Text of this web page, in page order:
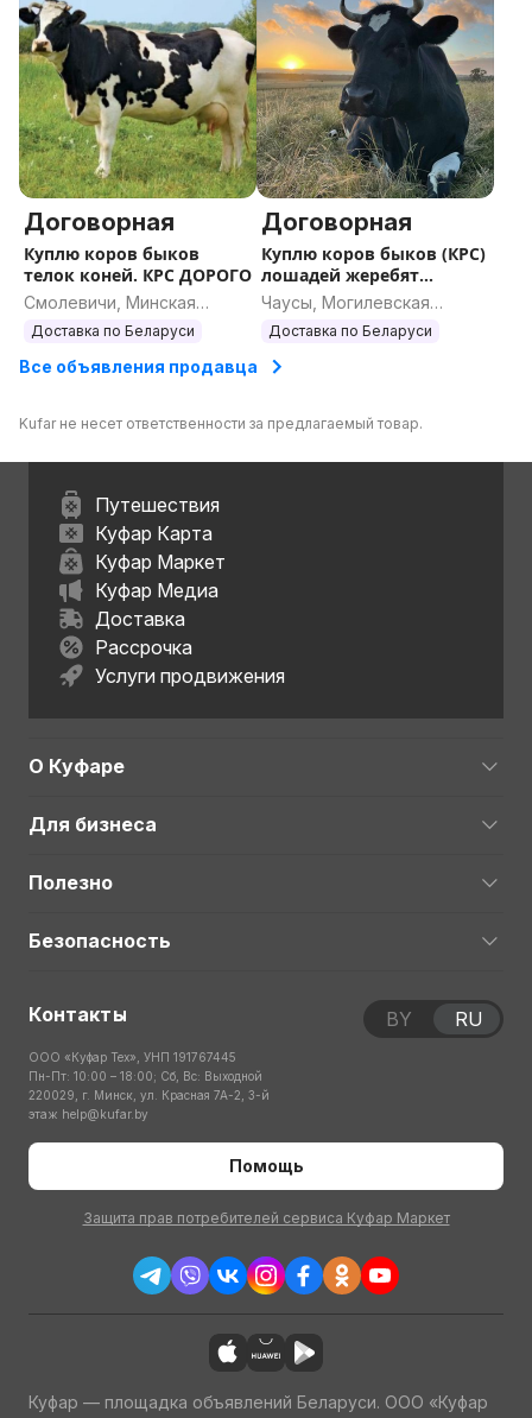
Договорная
Куплю коров быков
телок коней. КРС ДОРОГО
Смолевичи, Минская
область
Доставка по Беларуси
Договорная
Куплю коров быков (КРС)
лошадей жеребят
ДОРОГО
Чаусы, Могилевская
область
Доставка по Беларуси
Все объявления продавца
Kufar не несет ответственности за предлагаемый товар.
Путешествия
Куфар Карта
Куфар Маркет
Куфар Медиа
Доставка
Рассрочка
Услуги продвижения
О Куфаре
Для бизнеса
Полезно
Безопасность
Контакты
ООО «Куфар Тех», УНП 191767445
Пн-Пт: 10:00 – 18:00; Сб, Вс: Выходной
220029, г. Минск, ул. Красная 7А-2, 3-й
этаж help@kufar.by
Помощь
Защита прав потребителей сервиса Куфар Маркет
BY RU
Куфар — площадка объявлений Беларуси. ООО «Куфар